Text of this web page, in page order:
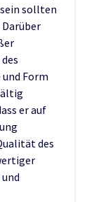
sollten
Form
er auf
des